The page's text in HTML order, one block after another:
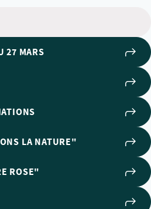
27 MARS
LA NATURE"
ROSE"